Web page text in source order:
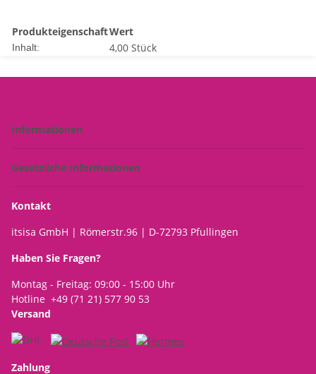
ProdukteigenschaftWert
Inhalt: 4,00 Stück
Informationen
Gesetzliche Informationen
Kontakt
itsisa GmbH | Römerstr.96 | D-72793 Pfullingen
Haben Sie Fragen?
Montag - Freitag: 09:00 - 15:00 Uhr
Hotline +49 (71 21) 577 90 53
Versand
Zahlung